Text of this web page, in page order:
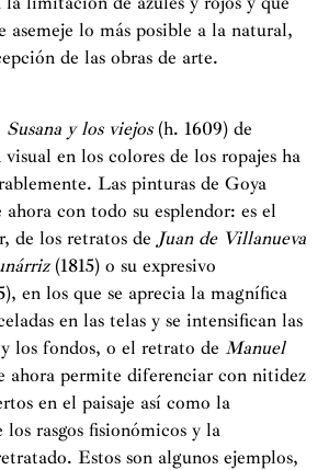
asemeje lo más posible a la natural,
de las obras de arte.
Susana y los viejos(h. 1609) de
en los colores de los ropajes ha
Las pinturas de Goya
con todo su esplendor: es el
de los retratos de Juan de Villanueva
(1815) o su expresivo
en los que se aprecia la magnífica
en las telas y se intensifican las
y los fondos, o el retrato de Manuel
ahora permite diferenciar con nitidez
en el paisaje así como la
rasgos fisionómicos y la
Estos son algunos ejemplos,